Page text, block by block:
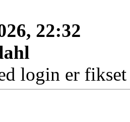
22:32
login er fikset